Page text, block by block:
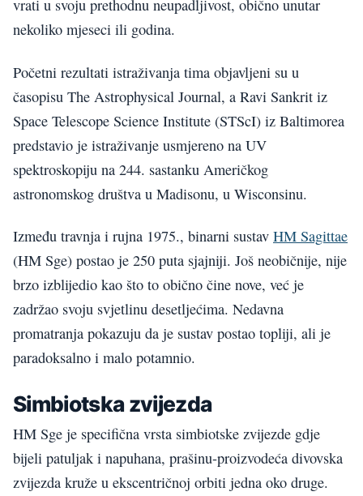
vrati u svoju prethodnu neupadljivost, obično unutar
nekoliko mjeseci ili godina.
Početni rezultati istraživanja tima objavljeni su u
časopisu The Astrophysical Journal, a Ravi Sankrit iz
Space Telescope Science Institute (STScI) iz Baltimorea
predstavio je istraživanje usmjereno na UV
spektroskopiju na 244. sastanku Američkog
astronomskog društva u Madisonu, u Wisconsinu.
Između travnja i rujna 1975., binarni sustav HM Sagittae
(HM Sge) postao je 250 puta sjajniji. Još neobičnije, nije
brzo izblijedio kao što to obično čine nove, već je
zadržao svoju svjetlinu desetljećima. Nedavna
promatranja pokazuju da je sustav postao topliji, ali je
paradoksalno i malo potamnio.
Simbiotska zvijezda
HM Sge je specifična vrsta simbiotske zvijezde gdje
bijeli patuljak i napuhana, prašinu-proizvodeća divovska
zvijezda kruže u ekscentričnoj orbiti jedna oko druge.